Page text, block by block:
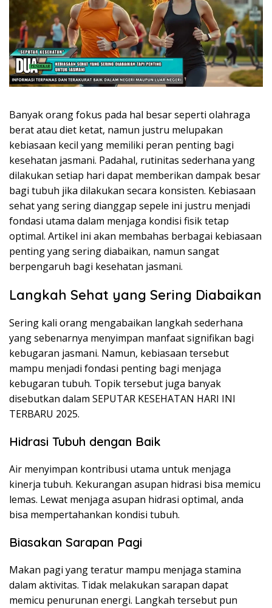
Banyak orang fokus pada hal besar seperti olahraga
berat atau diet ketat, namun justru melupakan
kebiasaan kecil yang memiliki peran penting bagi
kesehatan jasmani. Padahal, rutinitas sederhana yang
dilakukan setiap hari dapat memberikan dampak besar
bagi tubuh jika dilakukan secara konsisten. Kebiasaan
sehat yang sering dianggap sepele ini justru menjadi
fondasi utama dalam menjaga kondisi fisik tetap
optimal. Artikel ini akan membahas berbagai kebiasaan
penting yang sering diabaikan, namun sangat
berpengaruh bagi kesehatan jasmani.
Langkah Sehat yang Sering Diabaikan
Sering kali orang mengabaikan langkah sederhana
yang sebenarnya menyimpan manfaat signifikan bagi
kebugaran jasmani. Namun, kebiasaan tersebut
mampu menjadi fondasi penting bagi menjaga
kebugaran tubuh. Topik tersebut juga banyak
disebutkan dalam SEPUTAR KESEHATAN HARI INI
TERBARU 2025.
Hidrasi Tubuh dengan Baik
Air menyimpan kontribusi utama untuk menjaga
kinerja tubuh. Kekurangan asupan hidrasi bisa memicu
lemas. Lewat menjaga asupan hidrasi optimal, anda
bisa mempertahankan kondisi tubuh.
Biasakan Sarapan Pagi
Makan pagi yang teratur mampu menjaga stamina
dalam aktivitas. Tidak melakukan sarapan dapat
memicu penurunan energi. Langkah tersebut pun